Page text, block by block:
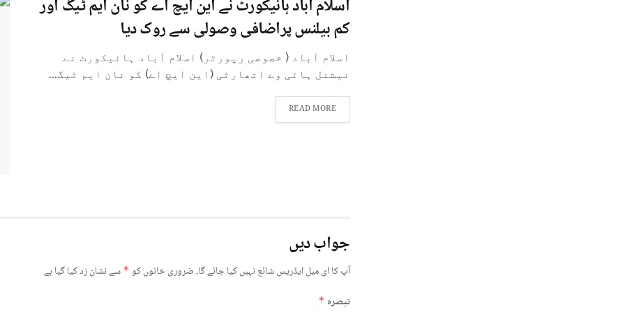
اسلام آباد ہائیکورٹ نے این ایچ اے کو نان ایم ٹیگ اور
کم بیلنس پراضافی وصولی سے روک دیا
اسلام آباد ( خصوصی رپورٹر) اسلام آباد ہائیکورٹ نے
نیشنل ہائی وے اتھارٹی (این ایچ اے) کو نان ایم ٹیگ...
READ MORE
جواب دیں
آپ کا ای میل ایڈریس شائع نہیں کیا جائے گا۔ضروری خانوں کو * سے نشان زد کیا گیا ہے
تبصرہ *